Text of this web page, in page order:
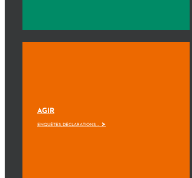
AGIR
ENQUÊTES, DÉCLARATIONS, ... >